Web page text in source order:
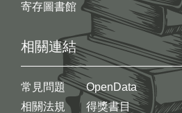
寄存圖書館
相關連結
常見問題
相關法規
OpenData
得獎書目